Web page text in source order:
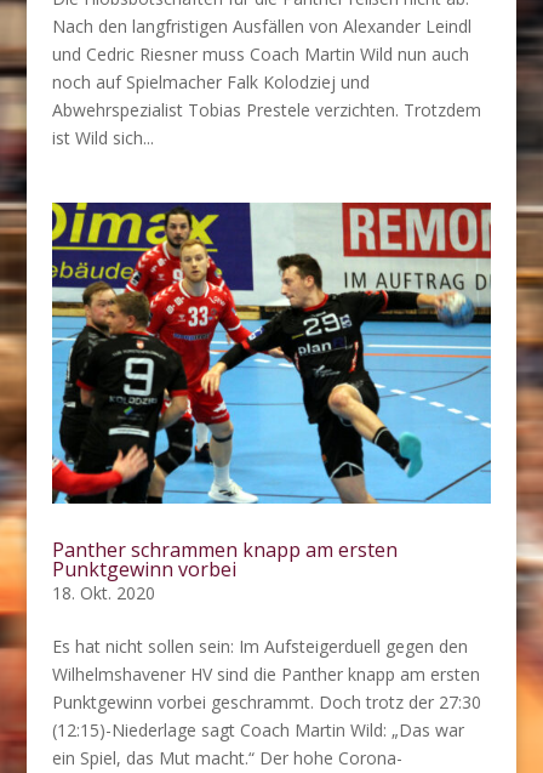
Nach den langfristigen Ausfällen von Alexander Leindl
und Cedric Riesner muss Coach Martin Wild nun auch
noch auf Spielmacher Falk Kolodziej und
Abwehrspezialist Tobias Prestele verzichten. Trotzdem
ist Wild sich...
Panther schrammen knapp am ersten
Punktgewinn vorbei
18. Okt. 2020
Es hat nicht sollen sein: Im Aufsteigerduell gegen den
Wilhelmshavener HV sind die Panther knapp am ersten
Punktgewinn vorbei geschrammt. Doch trotz der 27:30
(12:15)-Niederlage sagt Coach Martin Wild: „Das war
ein Spiel, das Mut macht.“ Der hohe Corona-